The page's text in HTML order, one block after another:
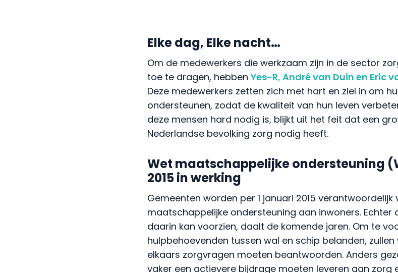
Elke dag, Elke nacht…
Om de medewerkers die werkzaam zijn in de sector
toe te dragen, hebben Yes-R, André van Duin en Eric
Deze medewerkers zetten zich met hart en ziel in om
ondersteunen, zodat de kwaliteit van hun leven
deze mensen hard nodig is, blijkt uit het feit dat een
Nederlandse bevolking zorg nodig heeft.
Wet maatschappelijke ondersteuning
2015 in werking
Gemeenten worden per 1 januari 2015
maatschappelijke ondersteuning aan inwoners. Echter
daarin kan voorzien, daalt de komende jaren. Om te
hulpbehoevenden tussen wal en schip belanden,
elkaars zorgvragen moeten beantwoorden. Anders
vaker een actievere bijdrage moeten leveren aan zorg